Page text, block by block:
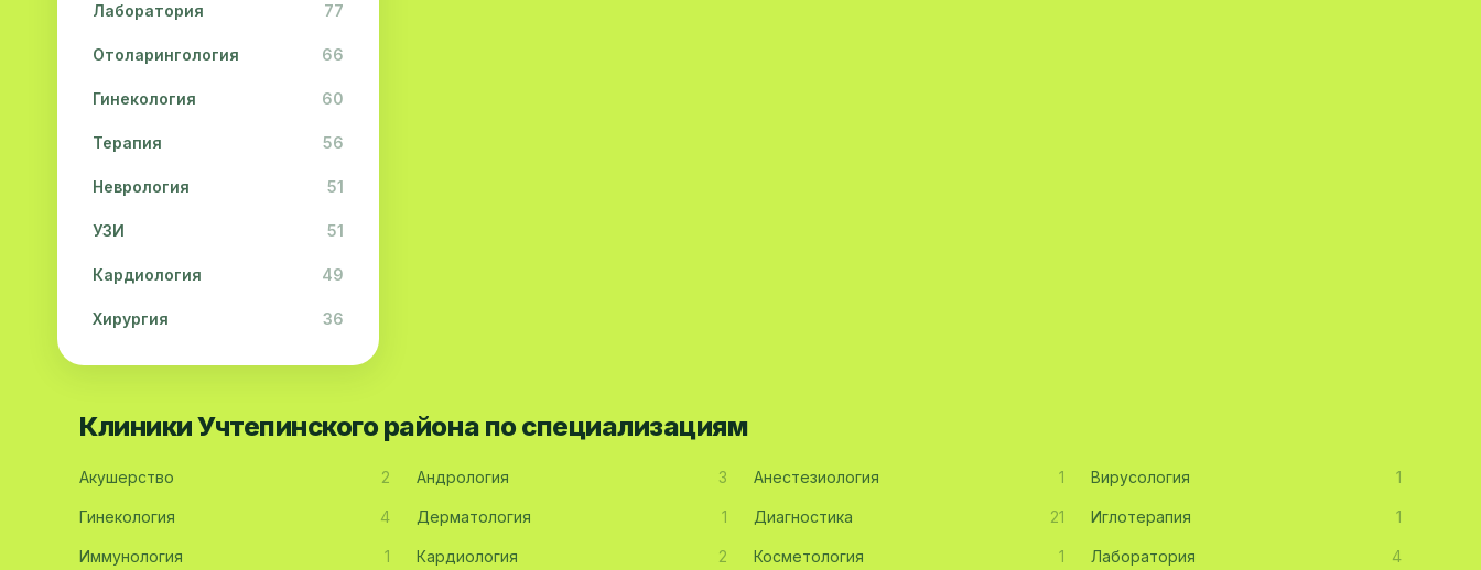
Лаборатория 77
Отоларингология 66
Гинекология 60
Терапия 56
Неврология 51
УЗИ 51
Кардиология 49
Хирургия 36
Физиотерапия 31
Клиники Учтепинского района по специализациям
Акушерство 2 Андрология 3 Анестезиология 1 Вирусология 1
Гинекология 4 Дерматология 1 Диагностика 21 Иглотерапия 1
Иммунология 1 Кардиология 2 Косметология 1 Лаборатория 4